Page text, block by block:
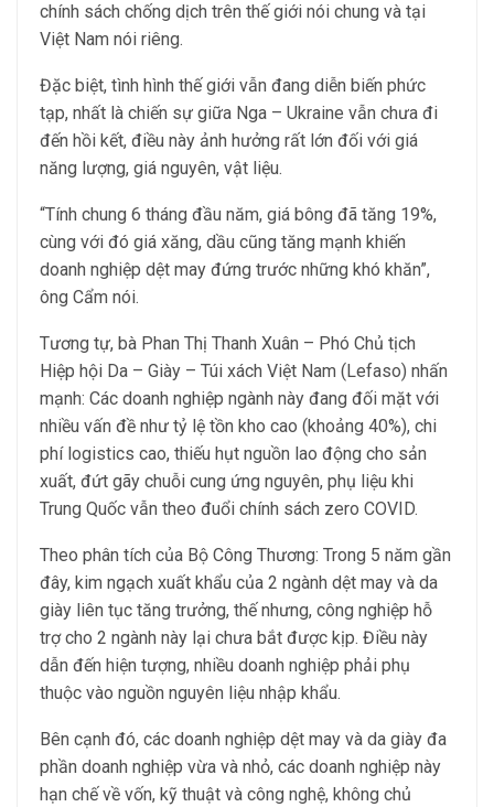
chính sách chống dịch trên thế giới nói chung và tại
Việt Nam nói riêng.
Đặc biệt, tình hình thế giới vẫn đang diễn biến phức
tạp, nhất là chiến sự giữa Nga – Ukraine vẫn chưa đi
đến hồi kết, điều này ảnh hưởng rất lớn đối với giá
năng lượng, giá nguyên, vật liệu.
“Tính chung 6 tháng đầu năm, giá bông đã tăng 19%,
cùng với đó giá xăng, dầu cũng tăng mạnh khiến
doanh nghiệp dệt may đứng trước những khó khăn”,
ông Cẩm nói.
Tương tự, bà Phan Thị Thanh Xuân – Phó Chủ tịch
Hiệp hội Da – Giày – Túi xách Việt Nam (Lefaso) nhấn
mạnh: Các doanh nghiệp ngành này đang đối mặt với
nhiều vấn đề như tỷ lệ tồn kho cao (khoảng 40%), chi
phí logistics cao, thiếu hụt nguồn lao động cho sản
xuất, đứt gãy chuỗi cung ứng nguyên, phụ liệu khi
Trung Quốc vẫn theo đuổi chính sách zero COVID.
Theo phân tích của Bộ Công Thương: Trong 5 năm gần
đây, kim ngạch xuất khẩu của 2 ngành dệt may và da
giày liên tục tăng trưởng, thế nhưng, công nghiệp hỗ
trợ cho 2 ngành này lại chưa bắt được kịp. Điều này
dẫn đến hiện tượng, nhiều doanh nghiệp phải phụ
thuộc vào nguồn nguyên liệu nhập khẩu.
Bên cạnh đó, các doanh nghiệp dệt may và da giày đa
phần doanh nghiệp vừa và nhỏ, các doanh nghiệp này
hạn chế về vốn, kỹ thuật và công nghệ, không chủ